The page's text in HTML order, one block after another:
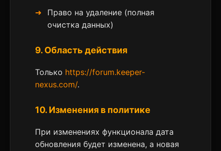
Право на удаление (полная
очистка данных)
9. Область действия
Только https://forum.keeper-
nexus.com/.
10. Изменения в политике
При изменениях функционала дата
обновления будет изменена, а новая